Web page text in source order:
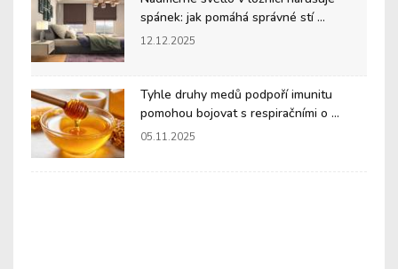
spánek: jak pomáhá správné stí ...
12.12.2025
Tyhle druhy medů podpoří imunitu
pomohou bojovat s respiračními o ...
05.11.2025